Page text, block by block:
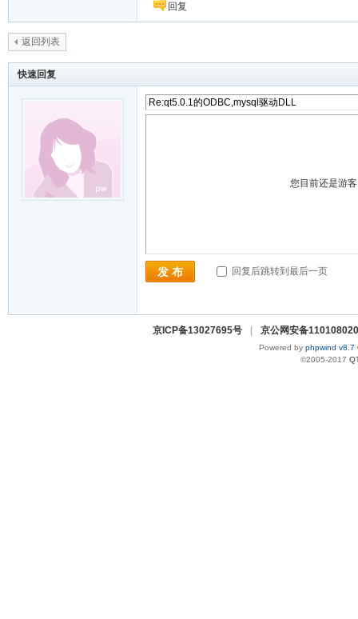
回复
返回列表
快速回复
您目前还是游
发 布 回复后跳转到最后一页
京ICP备13027695号 京公网安备
Powered by phpwind v8.7
©2005-2017